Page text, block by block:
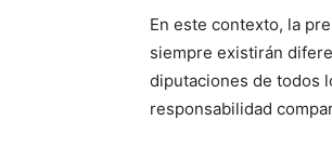
En este contexto, la
siempre existirán
diputaciones de todos
responsabilidad